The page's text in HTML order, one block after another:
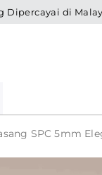
Dipercayai di
SPC 5mm